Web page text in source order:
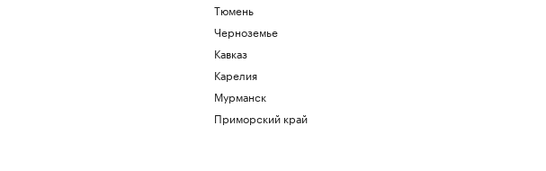
Тюмень
Черноземье
Кавказ
Карелия
Мурманск
Приморский край